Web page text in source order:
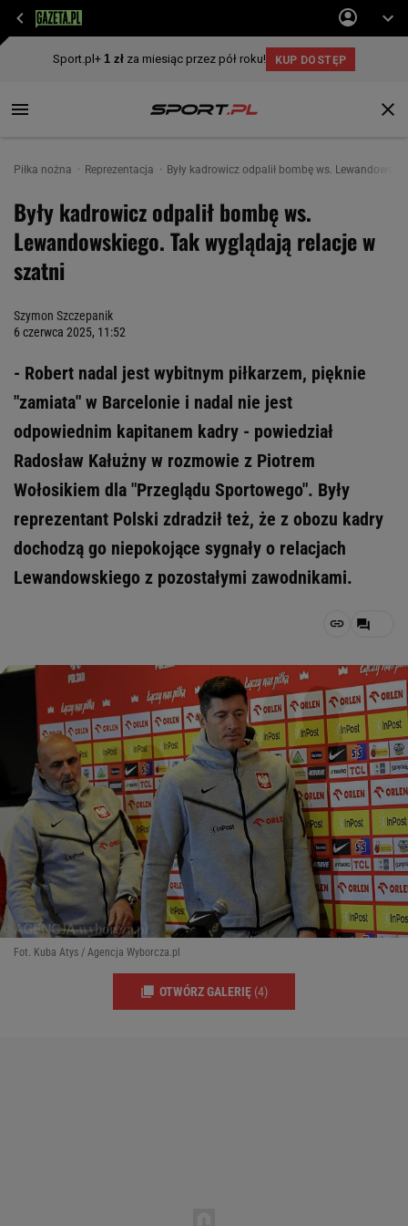
Piłka nożna Reprezentacja Były kadrowicz odpalił bombę ws.
Były kadrowicz odpalił bombę ws.
Lewandowskiego. Tak wyglądają relacje w
szatni
Szymon Szczepanik
6 czerwca 2025, 11:52
- Robert nadal jest wybitnym piłkarzem, pięknie
"zamiata" w Barcelonie i nadal nie jest
odpowiednim kapitanem kadry - powiedział
Radosław Kałużny w rozmowie z Piotrem
Wołosikiem dla "Przeglądu Sportowego". Były
reprezentant Polski zdradził też, że z obozu kadry
dochodzą go niepokojące sygnały o relacjach
Lewandowskiego z pozostałymi zawodnikami.
Fot. Kuba Atys / Agencja Wyborcza.pl
OTWÓRZ GALERIĘ (4)